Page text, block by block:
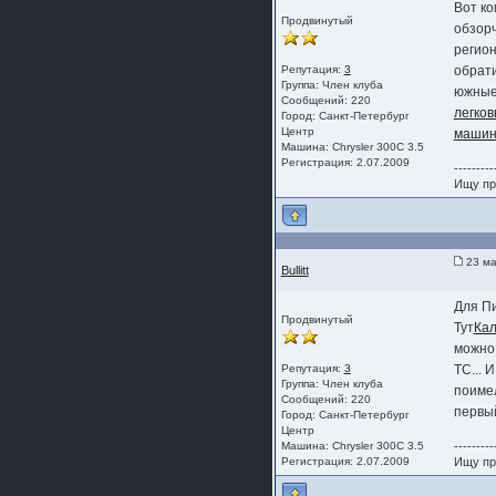
Продвинутый
Репутация: 3
Группа: Член клуба
Сообщений: 220
Город: Санкт-Петербург
Центр
Машина: Chrysler 300C 3.5
Регистрация: 2.07.2009
Вот
Ищу
Bullitt
23
Продвинутый
Репутация: 3
Группа: Член клуба
Сообщений: 220
Город: Санкт-Петербург
Центр
Машина: Chrysler 300C 3.5
Регистрация: 2.07.2009
Для
Тут
можно
ТС... И
Ищу